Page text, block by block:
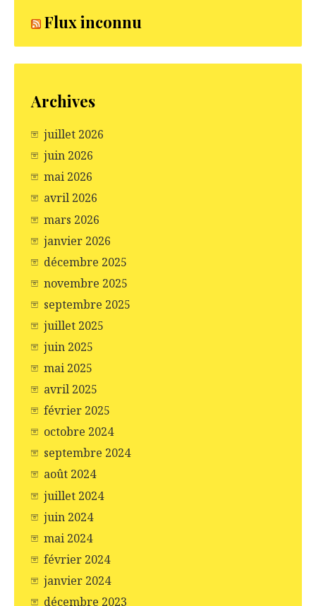
Flux inconnu
Archives
juillet 2026
juin 2026
mai 2026
avril 2026
mars 2026
janvier 2026
décembre 2025
novembre 2025
septembre 2025
juillet 2025
juin 2025
mai 2025
avril 2025
février 2025
octobre 2024
septembre 2024
août 2024
juillet 2024
juin 2024
mai 2024
février 2024
janvier 2024
décembre 2023